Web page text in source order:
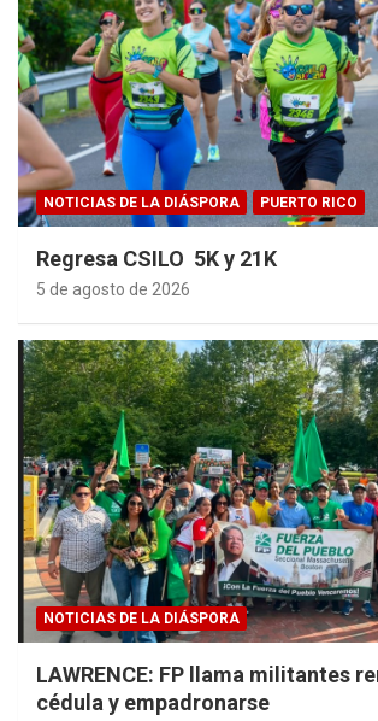
NOTICIAS DE LA DIÁSPORA PUERTO RICO
Regresa CSILO 5K y 21K
5 de agosto de 2026
NOTICIAS DE LA DIÁSPORA
LAWRENCE: FP llama militantes
cédula y empadronarse